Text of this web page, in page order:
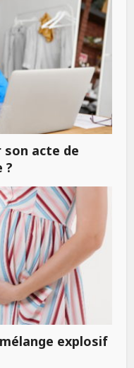
son acte de
?
explosif